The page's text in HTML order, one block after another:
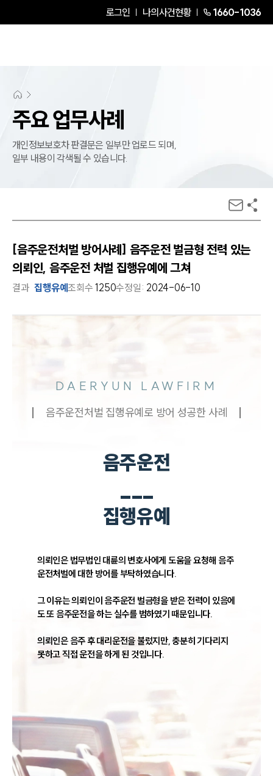
로그인 나의사건현황 1660-1036
주요 업무사례
개인정보보호차 판결문은 일부만 업로드 되며,
일부 내용이 각색될 수 있습니다.
[음주운전처벌 방어사례] 음주운전 벌금형 전력 있는
의뢰인, 음주운전 처벌 집행유예에 그쳐
결과 집행유예조회수1250수정일: 2024-06-10
DAERYUN LAWFIRM
음주운전처벌 집행유예로 방어 성공한 사례
음주운전
___
집행유예
의뢰인은 법무법인 대륜의 변호사에게 도움을 요청해 음주
운전처벌에 대한 방어를 부탁하였습니다.
그 이유는 의뢰인이 음주운전 벌금형을 받은 전력이 있음에
도 또 음주운전을 하는 실수를 범하였기 때문입니다.
의뢰인은 음주 후 대리운전을 불렀지만, 충분히 기다리지
못하고 직접 운전을 하게 된 것입니다.